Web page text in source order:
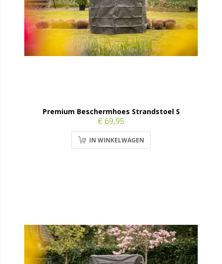
Premium Beschermhoes Strandstoel S
€ 69,95
IN WINKELWAGEN